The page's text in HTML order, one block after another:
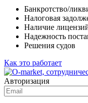
Банкротство/
Налоговая
Наличие
Надежность
Решения судов
Как это работает
Авторизация